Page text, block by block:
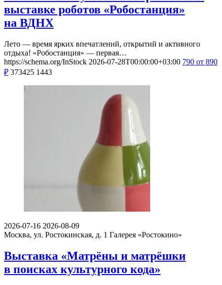
выставке роботов «Робостанция»
на ВДНХ
Лето — время ярких впечатлений, открытий и активного
отдыха! «Робостанция» — первая…
https://schema.org/InStock 2026-07-28T00:00:00+03:00 790 от 890
₽ 373425 1443
2026-07-16 2026-08-09
Москва, ул. Ростокинская, д. 1 Галерея «Ростокино»
Выставка «Матрёны и матрёшки
в поисках культурного кода»